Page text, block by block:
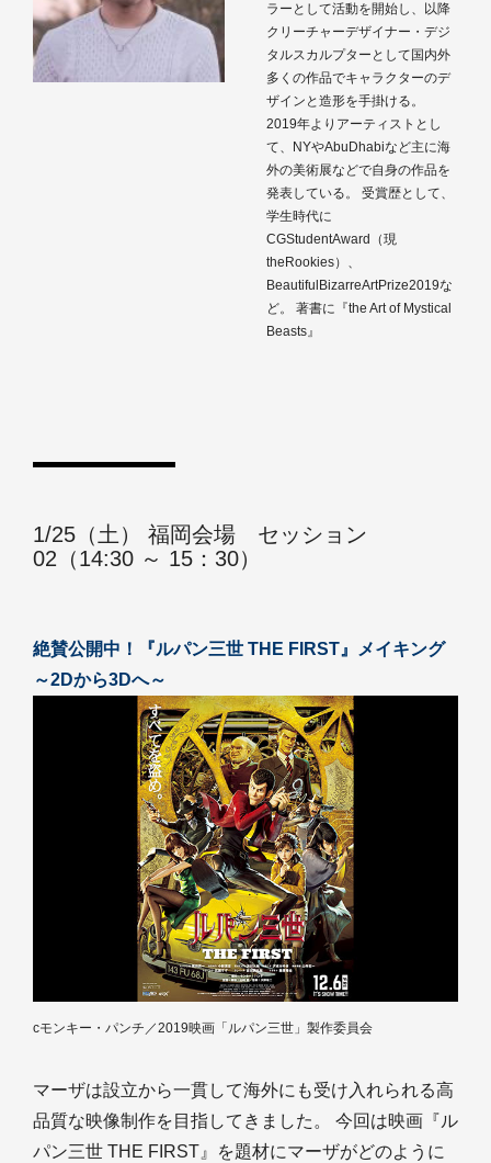
ラーとして活動を開始し、以降
クリーチャーデザイナー・デジ
タルスカルプターとして国内外
多くの作品でキャラクターのデ
ザインと造形を手掛ける。
2019年よりアーティストとし
て、NYやAbuDhabiなど主に海
外の美術展などで自身の作品を
発表している。 受賞歴として、
学生時代に
CGStudentAward（現
theRookies）、
BeautifulBizarreArtPrize2019な
ど。 著書に『the Art of Mystical
Beasts』
1/25（土） 福岡会場 セッション
02（14:30 ～ 15：30）
絶賛公開中！『ルパン三世 THE FIRST』メイキング
～2Dから3Dへ～
cモンキー・パンチ／2019映画「ルパン三世」製作委員会
マーザは設立から一貫して海外にも受け入れられる高
品質な映像制作を目指してきました。 今回は映画『ル
パン三世 THE FIRST』を題材にマーザがどのように